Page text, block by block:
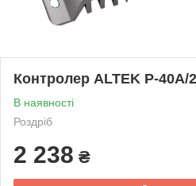
Контролер ALTEK P-40А/
В наявності
Роздріб
2 238 ₴